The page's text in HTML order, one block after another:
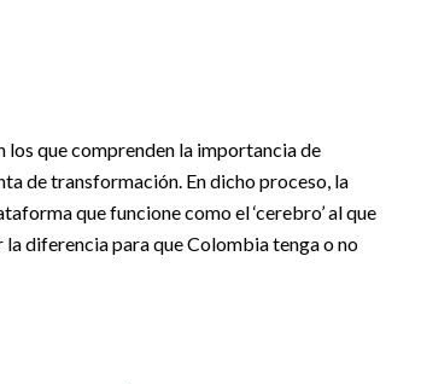
que comprenden la importancia de
de transformación. En dicho proceso, la
que funcione como el ‘cerebro’ al que
diferencia para que Colombia tenga o no